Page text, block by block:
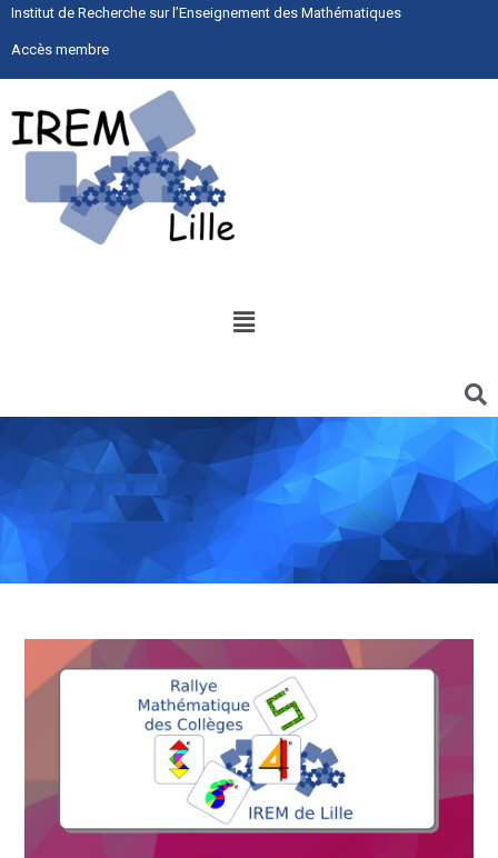
Institut de Recherche sur l’Enseignement des Mathématiques
Accès membre